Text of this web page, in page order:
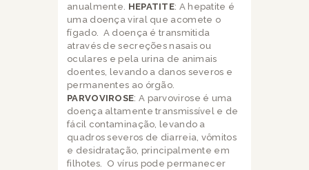
anualmente. HEPATITE: A hepatite é
uma doença viral que acomete o
fígado. A doença é transmitida
através de secreções nasais ou
oculares e pela urina de animais
doentes, levando a danos severos e
permanentes ao órgão.
PARVOVIROSE: A parvovirose é uma
doença altamente transmissível e de
fácil contaminação, levando a
quadros severos de diarreia, vômitos
e desidratação, principalmente em
filhotes. O vírus pode permanecer